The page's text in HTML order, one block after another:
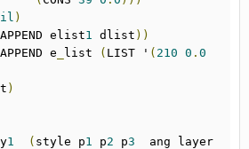
)
APPEND elist1 dlist ))
APPEND e list ( LIST ' ( 210 0 . 0
)
y1 ( style p1 p2 p3